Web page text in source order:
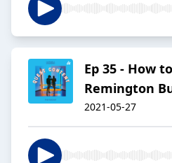
Ep 35 - How
Remington
2021-05-27